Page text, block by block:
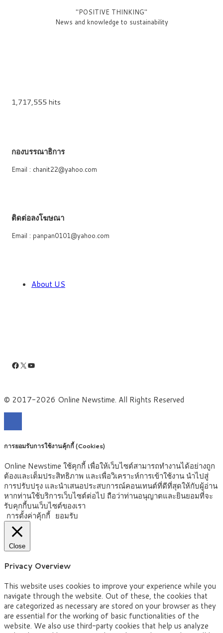
"POSITIVE THINKING"
News and knowledge to sustainability
1,717,555 hits
กองบรรณาธิการ
Email : chanit22@yahoo.com
ติดต่อลงโฆษณา
Email : panpan0101@yahoo.com
About US
Facebook
X YouTube
© 2017-2026 Online Newstime. All Rights Reserved
การยอมรับการใช้งานคุ้กกี้ (Cookies)
Online Newstime ใช้คุกกี้ เพื่อให้เว็บไซต์สามารถทำงานได้อย่างถูก
ต้องและเต็มประสิทธิภาพ และเพื่อวิเคราะห์การเข้าใช้งาน นำไปสู่
การปรับปรุง และนำเสนอประสบการณ์คอนเทนต์ที่ดีที่สุดให้กับผู้อ่าน
หากท่านใช้บริการเว็บไซต์ต่อไป ถือว่าท่านอนุญาตและยินยอมที่จะ
รับคุกกี้บนเว็บไซต์ของเรา
การตั้งค่าคุ้กกี้ ยอมรับ
Close
Privacy Overview
This website uses cookies to improve your experience while you
navigate through the website. Out of these, the cookies that
are categorized as necessary are stored on your browser as they
are essential for the working of basic functionalities of the
website. We also use third-party cookies that help us analyze